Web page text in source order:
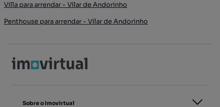
Villa para arrendar - Vilar de Andorinho
Penthouse para arrendar - Vilar de Andorinho
Sobre o Imovirtual